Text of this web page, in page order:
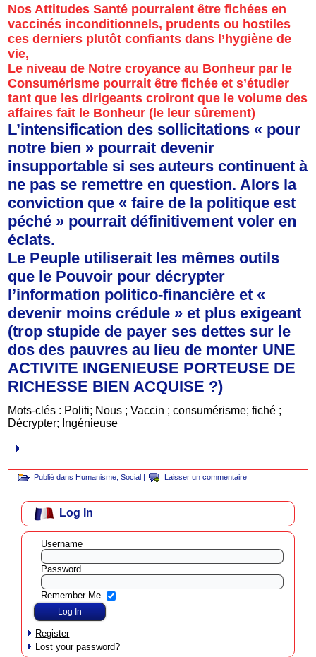
Nos Attitudes Santé pourraient être fichées en
vaccinés inconditionnels, prudents ou hostiles
ces derniers plutôt confiants dans l’hygiène de
vie,
Le niveau de Notre croyance au Bonheur par le
Consumérisme pourrait être fichée et s’étudier
tant que les dirigeants croiront que le volume des
affaires fait le Bonheur (le leur sûrement)
L’intensification des sollicitations « pour
notre bien » pourrait devenir
insupportable si ses auteurs continuent à
ne pas se remettre en question. Alors la
conviction que « faire de la politique est
péché » pourrait définitivement voler en
éclats.
Le Peuple utiliserait les mêmes outils
que le Pouvoir pour décrypter
l’information politico-financière et «
devenir moins crédule » et plus exigeant
(trop stupide de payer ses dettes sur le
dos des pauvres au lieu de monter UNE
ACTIVITE INGENIEUSE PORTEUSE DE
RICHESSE BIEN ACQUISE ?)
Mots-clés : Politi; Nous ; Vaccin ; consumérisme; fiché ;
Décrypter; Ingénieuse
Publié dans Humanisme ,Social | Laisser un commentaire
Log In
Username
Password
Remember Me
Register
Lost your password?